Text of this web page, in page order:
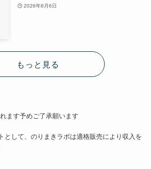
2026年8月6日
もっと見る
ます予めご了承願います
として、のりまきラボは適格販売により収入を